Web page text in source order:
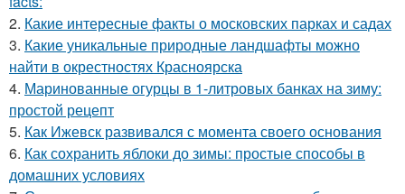
2. Какие интересные факты о московских парках и садах
3. Какие уникальные природные ландшафты можно
найти в окрестностях Красноярска
4. Маринованные огурцы в 1-литровых банках на зиму:
простой рецепт
5. Как Ижевск развивался с момента своего основания
6. Как сохранить яблоки до зимы: простые способы в
домашних условиях